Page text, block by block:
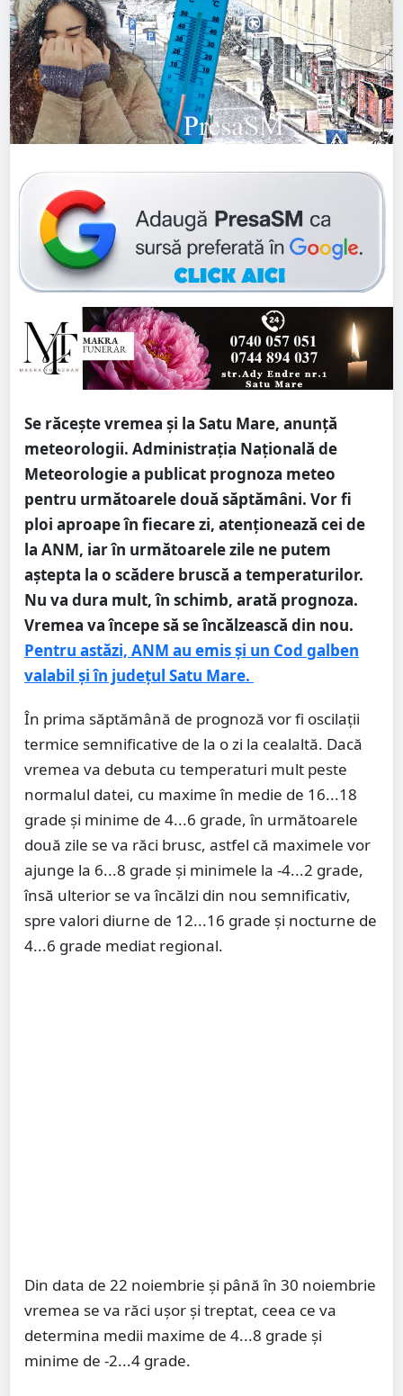
Se răcește vremea și la Satu Mare, anunță
meteorologii. Administrația Națională de
Meteorologie a publicat prognoza meteo
pentru următoarele două săptămâni. Vor fi
ploi aproape în fiecare zi, atenționează cei de
la ANM, iar în următoarele zile ne putem
aștepta la o scădere bruscă a temperaturilor.
Nu va dura mult, în schimb, arată prognoza.
Vremea va începe să se încălzească din nou.
Pentru astăzi, ANM au emis și un Cod galben
valabil și în județul Satu Mare.
În prima săptămână de prognoză vor fi oscilații
termice semnificative de la o zi la cealaltă. Dacă
vremea va debuta cu temperaturi mult peste
normalul datei, cu maxime în medie de 16...18
grade și minime de 4...6 grade, în următoarele
două zile se va răci brusc, astfel că maximele vor
ajunge la 6...8 grade și minimele la -4...2 grade,
însă ulterior se va încălzi din nou semnificativ,
spre valori diurne de 12...16 grade și nocturne de
4...6 grade mediat regional.
Din data de 22 noiembrie și până în 30 noiembrie
vremea se va răci ușor și treptat, ceea ce va
determina medii maxime de 4...8 grade și
minime de -2...4 grade.